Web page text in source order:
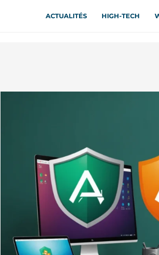
ACTUALITÉS HIGH-TECH